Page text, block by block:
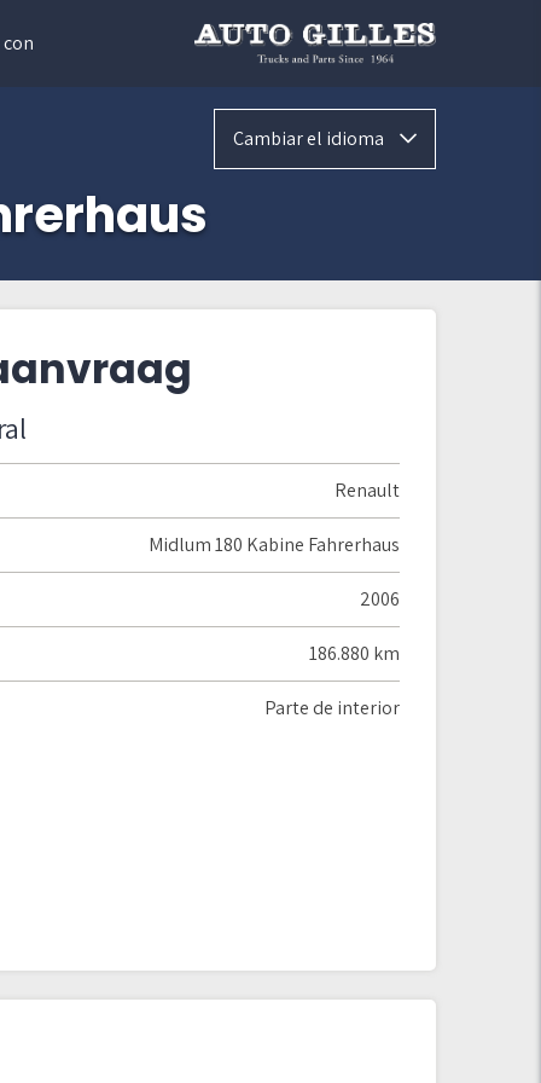
Cambiar el idioma
Renault
Midlum 180 Kabine Fahrerhaus
2006
186.880 km
Parte de interior